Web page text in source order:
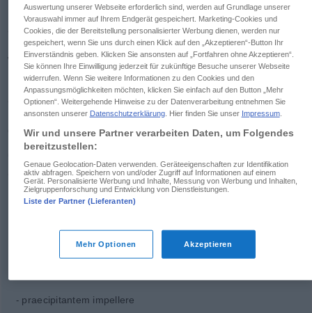
wegstoßen,antreiben im-pellere
einen Feindzum Weichenbringen
im-pellere
nachkl.)
Beispiele
praecipitantem impellere
Auswertung unserer Webseite erforderlich sind, werden auf Grundlage unserer
Vorauswahl immer auf Ihrem Endgerät gespeichert. Marketing-Cookies und
Cookies, die der Bereitstellung personalisierter Werbung dienen, werden nur
gespeichert, wenn Sie uns durch einen Klick auf den „Akzeptieren“-Button Ihr
Einverständnis geben. Klicken Sie ansonsten auf „Fortfahren ohne Akzeptieren“.
Sie können Ihre Einwilligung jederzeit für zukünftige Besuche unserer Webseite
widerrufen. Wenn Sie weitere Informationen zu den Cookies und den
Anpassungsmöglichkeiten möchten, klicken Sie einfach auf den Button „Mehr
Optionen“. Weitergehende Hinweise zu der Datenverarbeitung entnehmen Sie
ansonsten unserer Datenschutzerklärung. Hier finden Sie unser Impressum.
Wir und unsere Partner verarbeiten Daten, um Folgendes
bereitzustellen:
Genaue Geolocation-Daten verwenden. Geräteeigenschaften zur Identifikation
aktiv abfragen. Speichern von und/oder Zugriff auf Informationen auf einem
Gerät. Personalisierte Werbung und Inhalte, Messung von Werbung und Inhalten,
Zielgruppenforschung und Entwicklung von Dienstleistungen.
Liste der Partner (Lieferanten)
Mehr Optionen Akzeptieren